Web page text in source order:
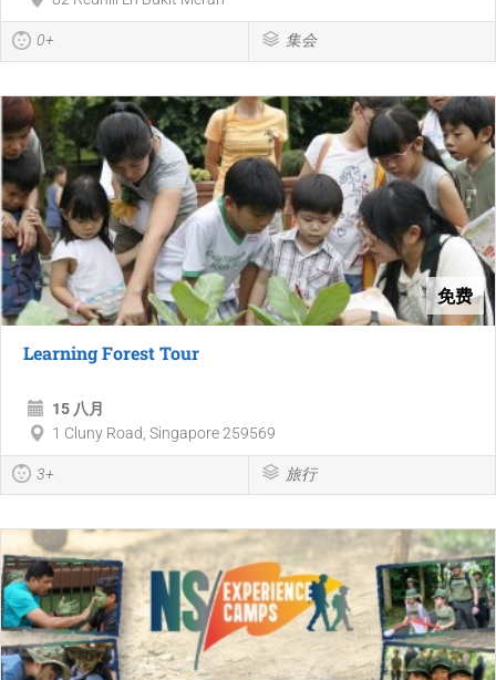
0+ 集会
免费
Learning Forest Tour
15 八月
1 Cluny Road, Singapore 259569
3+ 旅行